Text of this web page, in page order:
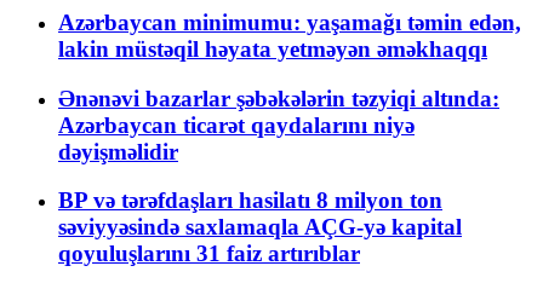
Azərbaycan minimumu: yaşamağı təmin edən,
lakin müstəqil həyata yetməyən əməkhaqqı
Ənənəvi bazarlar şəbəkələrin təzyiqi altında:
Azərbaycan ticarət qaydalarını niyə
dəyişməlidir
BP və tərəfdaşları hasilatı 8 milyon ton
səviyyəsində saxlamaqla AÇG-yə kapital
qoyuluşlarını 31 faiz artırıblar